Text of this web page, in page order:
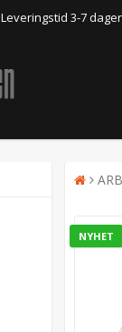
Leveringstid 3-7 dager
NYHET